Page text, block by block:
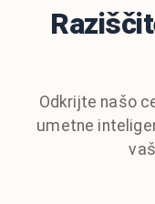
Odkrijte našo
umetne